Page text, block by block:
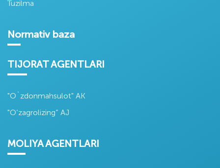
Tuzilma
Normativ baza
TIJORAT AGENTLARI
"O`zdonmahsulot" AK
"O‘zagrolizing” AJ
MOLIYA AGENTLARI